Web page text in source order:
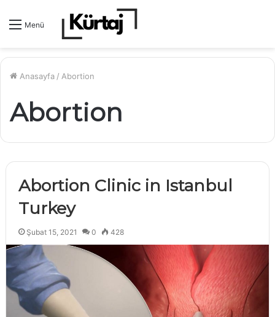
Menü
Anasayfa / Abortion
Abortion
Abortion Clinic in Istanbul
Turkey
Şubat 15, 2021 0 428